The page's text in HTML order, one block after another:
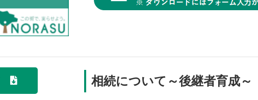
相続について～後継者育成～